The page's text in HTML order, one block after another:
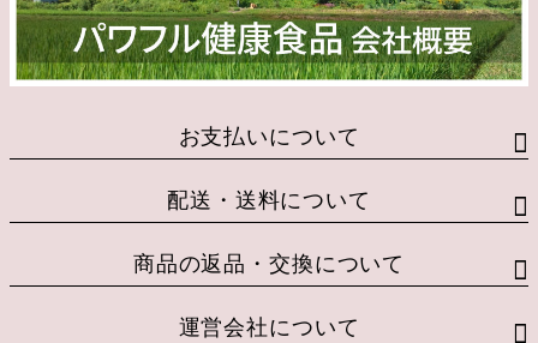
お支払いについて
配送・送料について
商品の返品・交換について
運営会社について